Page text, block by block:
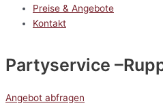
Preise & Angebote
Kontakt
Partyservice
Angebot abfragen